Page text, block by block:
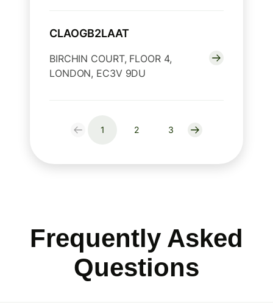
CLAOGB2LAAT
BIRCHIN COURT, FLOOR 4,
LONDON, EC3V 9DU
1 2 3
Frequently Asked
Questions